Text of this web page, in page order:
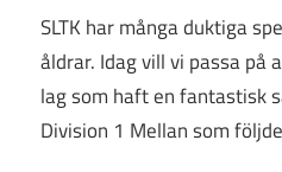
SLTK har många duktiga
åldrar. Idag vill vi passa på
lag som haft en fantastisk
Division 1 Mellan som